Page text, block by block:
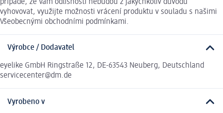
případě, že Vám odlišnosti nebudou z jakýchkoliv důvodů
vyhovovat, využijte možnosti vrácení produktu v souladu s našimi
Všeobecnými obchodními podmínkami.
Výrobce / Dodavatel
eyelike GmbH Ringstraße 12, DE-63543 Neuberg, Deutschland
servicecenter@dm.de
Vyrobeno v